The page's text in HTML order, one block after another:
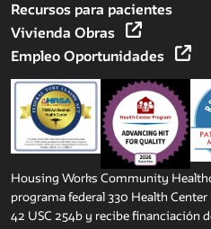
Recursos para pacientes
Vivienda Obras
Empleo Oportunidades
Housing Works Community
programa federal 330 Health
42 USC 254b y recibe financiación